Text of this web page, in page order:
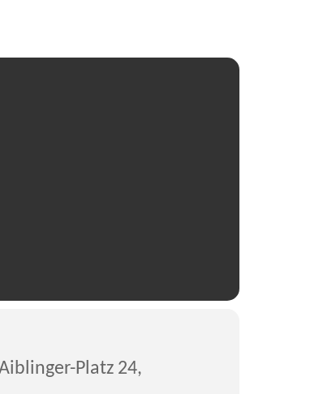
Platz 24,